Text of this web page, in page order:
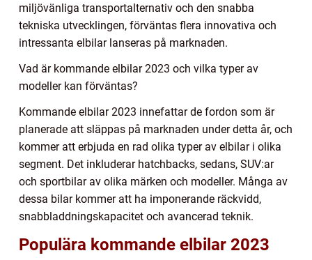
miljövänliga transportalternativ och den snabba
tekniska utvecklingen, förväntas flera innovativa och
intressanta elbilar lanseras på marknaden.
Vad är kommande elbilar 2023 och vilka typer av
modeller kan förväntas?
Kommande elbilar 2023 innefattar de fordon som är
planerade att släppas på marknaden under detta år, och
kommer att erbjuda en rad olika typer av elbilar i olika
segment. Det inkluderar hatchbacks, sedans, SUV:ar
och sportbilar av olika märken och modeller. Många av
dessa bilar kommer att ha imponerande räckvidd,
snabbladdningskapacitet och avancerad teknik.
Populära kommande elbilar 2023